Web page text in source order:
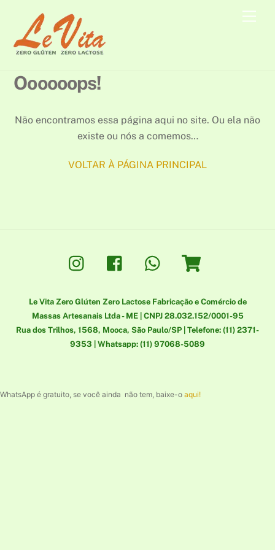
content
Oooooops!
Não encontramos essa página aqui no site. Ou ela não
existe ou nós a comemos…
VOLTAR À PÁGINA PRINCIPAL
Instagram Facebook Whatsapp
Le Vita Zero Glúten Zero Lactose Fabricação e Comércio de
Massas Artesanais Ltda - ME | CNPJ 28.032.152/0001-95
Rua dos Trilhos, 1568, Mooca, São Paulo/SP | Telefone: (11) 2371-
9353 | Whatsapp: (11) 97068-5089
WhatsApp é gratuito, se você ainda não tem, baixe-o aqui!